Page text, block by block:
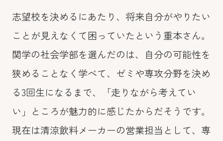
志望校を決めるにあたり、将来自分がやりたい
ことが見えなくて困っていたという重本さん。
関学の社会学部を選んだのは、自分の可能性を
狭めることなく学べて、ゼミや専攻分野を決め
る3回生になるまで、「走りながら考えてい
い」ところが魅力的に感じたからだそうです。
現在は清涼飲料メーカーの営業担当として、専